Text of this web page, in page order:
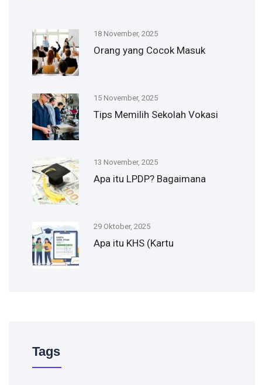
18 November, 2025
Orang yang Cocok Masuk
15 November, 2025
Tips Memilih Sekolah Vokasi
13 November, 2025
Apa itu LPDP? Bagaimana
29 Oktober, 2025
Apa itu KHS (Kartu
Tags